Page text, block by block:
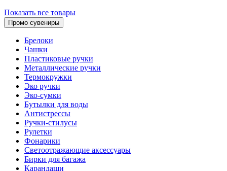
Показать все товары
Промо сувениры
Брелоки
Чашки
Пластиковые ручки
Металлические ручки
Термокружки
Эко ручки
Эко-сумки
Бутылки для воды
Антистрессы
Ручки-стилусы
Рулетки
Фонарики
Светоотражающие аксессуары
Бирки для багажа
Карандаши